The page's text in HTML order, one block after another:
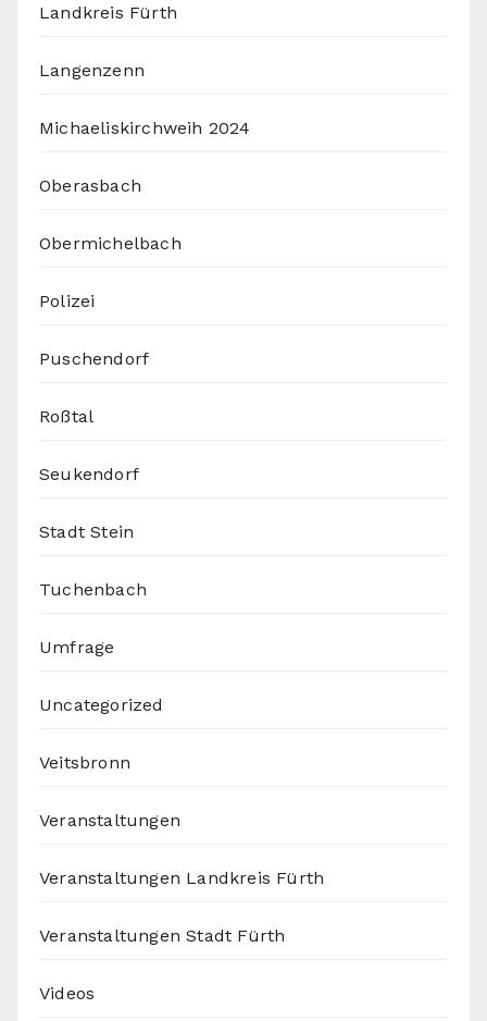
Landkreis Fürth
Langenzenn
Michaeliskirchweih 2024
Oberasbach
Obermichelbach
Polizei
Puschendorf
Roßtal
Seukendorf
Stadt Stein
Tuchenbach
Umfrage
Uncategorized
Veitsbronn
Veranstaltungen
Veranstaltungen Landkreis Fürth
Veranstaltungen Stadt Fürth
Videos